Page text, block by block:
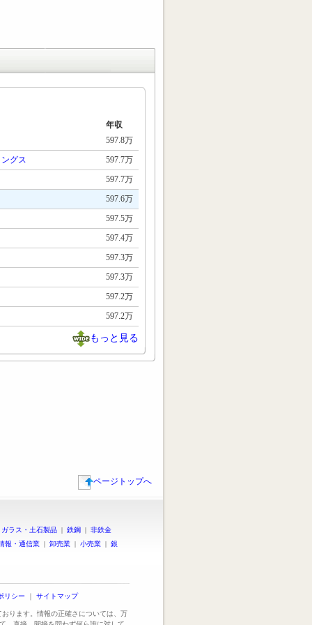
年収
597.8万
グス
597.7万
597.7万
597.6万
597.5万
597.4万
597.3万
597.3万
597.2万
597.2万
もっと見る
ページトップへ
ガラス・土石製品 | 鉄鋼 | 非鉄金
報・通信業 | 卸売業 | 小売業 | 銀
リシー ｜ サイトマップ
ります。情報の正確さについては、万